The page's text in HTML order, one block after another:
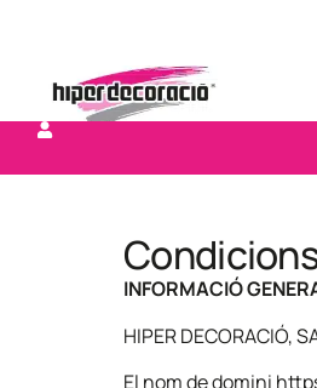
INFORMACIÓ
HIPER DECORACIÓ,
El nom de domini